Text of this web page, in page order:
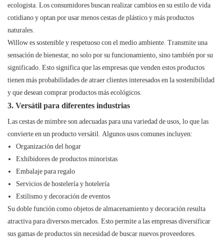
ecologista. Los consumidores buscan realizar cambios en su estilo de vida
cotidiano y optan por usar menos cestas de plástico y más productos
naturales.
Willow es sostenible y respetuoso con el medio ambiente. Transmite una
sensación de bienestar, no solo por su funcionamiento, sino también por su
significado. Esto significa que las empresas que venden estos productos
tienen más probabilidades de atraer clientes interesados ​​en la sostenibilidad
y que desean comprar productos más ecológicos.
3. Versátil para diferentes industrias
Las cestas de mimbre son adecuadas para una variedad de usos, lo que las
convierte en un producto versátil. Algunos usos comunes incluyen:
Organización del hogar
Exhibidores de productos minoristas
Embalaje para regalo
Servicios de hostelería y hotelería
Estilismo y decoración de eventos
Su doble función como objetos de almacenamiento y decoración resulta
atractiva para diversos mercados. Esto permite a las empresas diversificar
sus gamas de productos sin necesidad de buscar nuevos proveedores.